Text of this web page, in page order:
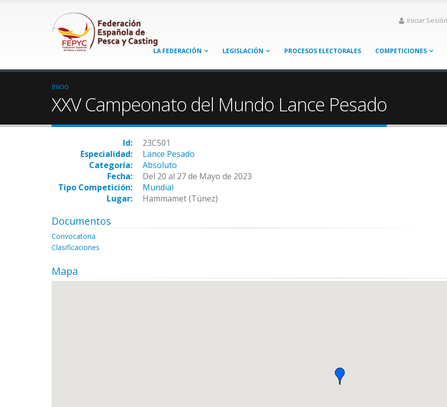
Iniciar Sesión
LA FEDERACIÓN LEGISLACIÓN PROCESOS ELECTORALES COMPETICIONES
Inicio
XXV Campeonato del Mundo Lance Pesado
Id:
23C501
Especialidad:
Lance Pesado
Categoría:
Absoluto
Fecha:
Del 20 al 27 de Mayo de 2023
Tipo Competición:
Mundial
Lugar:
Hammamet (Túnez)
Documentos
Convocatoria
Clasificaciones
Mapa